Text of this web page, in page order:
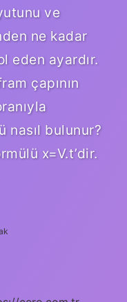
ve
ne kadar
eden ayardır.
çapının
nasıl bulunur?
x=V.t’dir.